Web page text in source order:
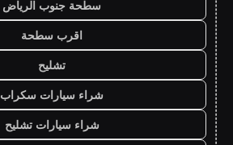
سطحة جنوب الرياض
اقرب سطحة
تشليح
شراء سيارات سكراب
شراء سيارات تشليح